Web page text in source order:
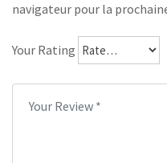
navigateur pour la
Your Rating